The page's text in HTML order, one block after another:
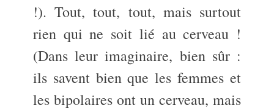
!). Tout, tout, tout, mais surtout
rien qui ne soit lié au cerveau !
(Dans leur imaginaire, bien sûr :
ils savent bien que les femmes et
les bipolaires ont un cerveau, mais